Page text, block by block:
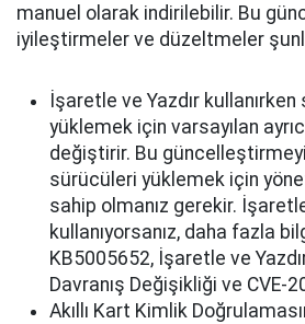
manuel olarak indirilebilir. Bu
iyileştirmeler ve düzeltmeler
İşaretle ve Yazdır
yüklemek için varsayılan
değiştirir. Bu
sürücüleri yüklemek için
sahip olmanız gerekir.
kullanıyorsanız, daha fazla
KB5005652, İşaretle ve
Davranış Değişikliği ve CVE-
Akıllı Kart Kimlik